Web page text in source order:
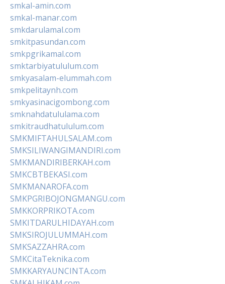
smkal-amin.com
smkal-manar.com
smkdarulamal.com
smkitpasundan.com
smkpgrikamal.com
smktarbiyatululum.com
smkyasalam-elummah.com
smkpelitaynh.com
smkyasinacigombong.com
smknahdatululama.com
smkitraudhatululum.com
SMKMIFTAHULSALAM.com
SMKSILIWANGIMANDIRI.com
SMKMANDIRIBERKAH.com
SMKCBTBEKASI.com
SMKMANAROFA.com
SMKPGRIBOJONGMANGU.com
SMKKORPRIKOTA.com
SMKITDARULHIDAYAH.com
SMKSIROJULUMMAH.com
SMKSAZZAHRA.com
SMKCitaTeknika.com
SMKKARYAUNCINTA.com